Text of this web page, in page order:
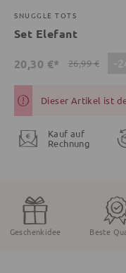
SNUGGLE TOTS
Set Elefant
20,30 €* 26,99 €
Dieser Artikel ist
Kauf auf
Rechnung
Geschenkidee Beste